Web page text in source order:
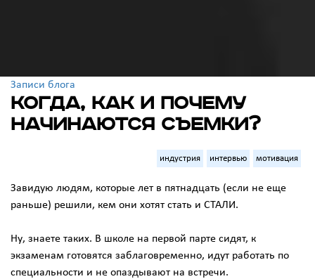
Записи блога
Когда, как и почему
начинаются съемки?
индустрия интервью мотивация
Завидую людям, которые лет в пятнадцать (если не еще
раньше) решили, кем они хотят стать и СТАЛИ.
Ну, знаете таких. В школе на первой парте сидят, к
экзаменам готовятся заблаговременно, идут работать по
специальности и не опаздывают на встречи.